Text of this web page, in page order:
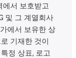
에서 보호받고
및 그 계열회사
에서 보유한 상
기재한 것이
정 상표, 로고